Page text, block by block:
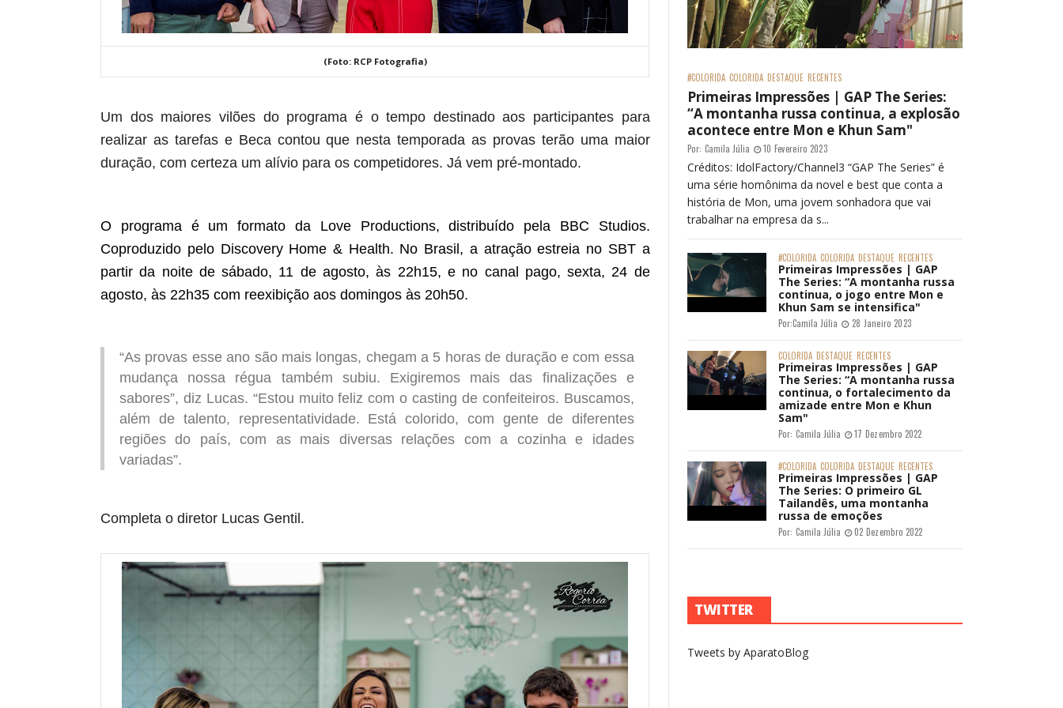
(Foto: RCP Fotografia)
Um dos maiores vilões do programa é o tempo destinado aos participantes para
realizar as tarefas e Beca contou que nesta temporada as provas terão uma maior
duração, com certeza um alívio para os competidores. Já vem pré-montado.
O programa é um formato da Love Productions, distribuído pela BBC Studios.
Coproduzido pelo Discovery Home & Health. No Brasil, a atração estreia no SBT a
partir da noite desábado, 11 de agosto, às 22h15, e no canal pago,sexta, 24 de
agosto, às 22h35 com reexibição aos domingos às 20h50.
“As provas esse ano são mais longas, chegam a 5 horas de duração e com essa
mudança nossa régua também subiu. Exigiremos mais das finalizações e
sabores”, diz Lucas. “Estou muito feliz com o casting de confeiteiros. Buscamos,
além de talento, representatividade. Está colorido, com gente de diferentes
regiões do país, com as mais diversas relações com a cozinha e idades
variadas”.
Completa o diretor Lucas Gentil.
#COLORIDA COLORIDA DESTAQUE RECENTES
Primeiras Impressões | GAP The Series:
“A montanha russa continua, a explosão
acontece entre Mon e Khun Sam"
Por: Camila Júlia 10 Fevereiro 2023
Créditos: IdolFactory/Channel3 “GAP The Series” é
uma série homônima da novel e best que conta a
história de Mon, uma jovem sonhadora que vai
trabalhar na empresa da s...
#COLORIDA COLORIDA DESTAQUE RECENTES
Primeiras Impressões | GAP
The Series: “A montanha russa
continua, o jogo entre Mon e
Khun Sam se intensifica"
Por:Camila Júlia 28 Janeiro 2023
COLORIDA DESTAQUE RECENTES
Primeiras Impressões | GAP
The Series: “A montanha russa
continua, o fortalecimento da
amizade entre Mon e Khun
Sam"
Por: Camila Júlia 17 Dezembro 2022
#COLORIDA COLORIDA DESTAQUE RECENTES
Primeiras Impressões | GAP
The Series: O primeiro GL
Tailandês, uma montanha
russa de emoções
Por: Camila Júlia 02 Dezembro 2022
TWITTER
Tweets by AparatoBlog